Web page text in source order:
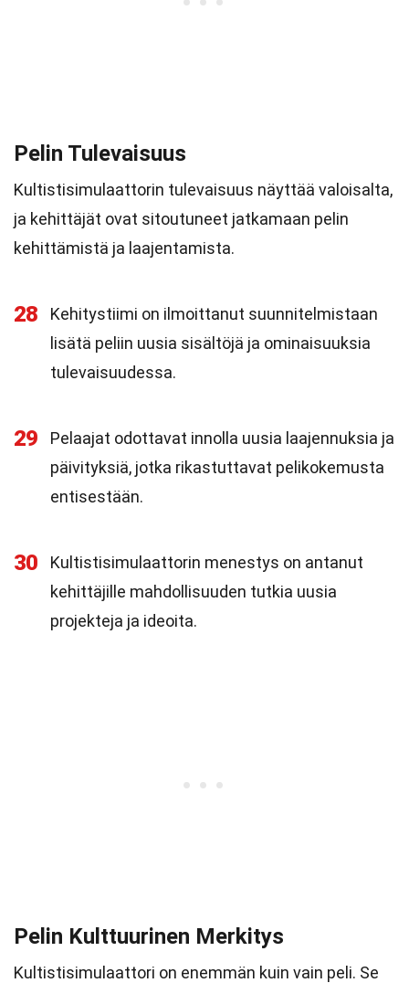
Pelin Tulevaisuus
Kultistisimulaattorin tulevaisuus näyttää valoisalta,
ja kehittäjät ovat sitoutuneet jatkamaan pelin
kehittämistä ja laajentamista.
28
Kehitystiimi on ilmoittanut suunnitelmistaan
lisätä peliin uusia sisältöjä ja ominaisuuksia
tulevaisuudessa.
29
Pelaajat odottavat innolla uusia laajennuksia ja
päivityksiä, jotka rikastuttavat pelikokemusta
entisestään.
30
Kultistisimulaattorin menestys on antanut
kehittäjille mahdollisuuden tutkia uusia
projekteja ja ideoita.
Pelin Kulttuurinen Merkitys
Kultistisimulaattori on enemmän kuin vain peli. Se